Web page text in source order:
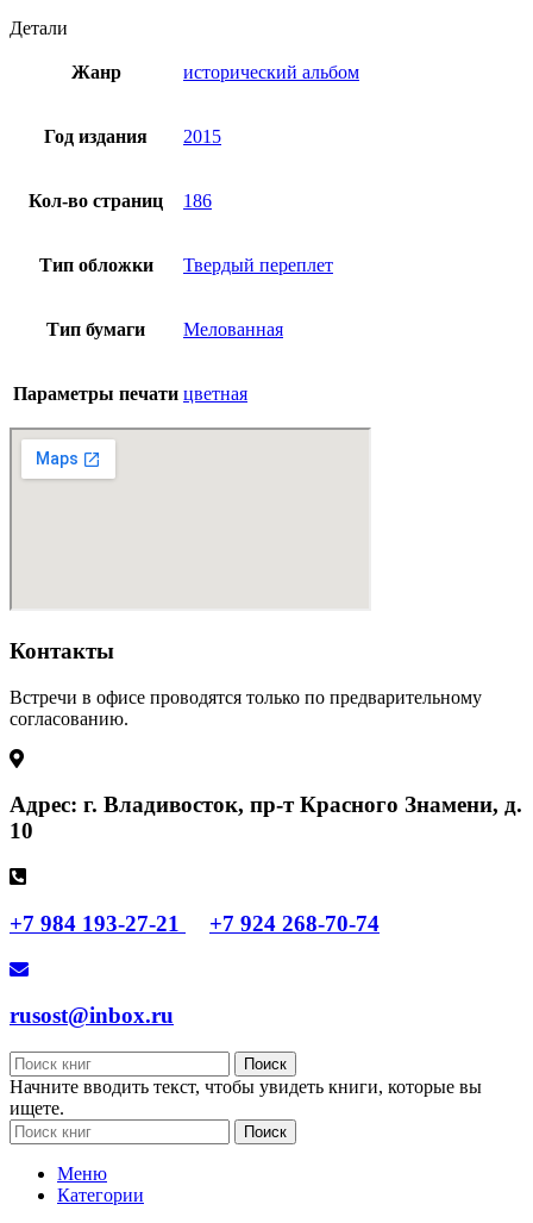
Детали
Жанр исторический альбом
Год издания 2015
Кол-во страниц 186
Тип обложки Твердый переплет
Тип бумаги Мелованная
Параметры печати цветная
Контакты
Встречи в офисе проводятся только по предварительному
согласованию.
Адрес: г. Владивосток, пр-т Красного Знамени, д.
10
+7 984 193-27-21 +7 924 268-70-74
rusost@inbox.ru
Поиск
Начните вводить текст, чтобы увидеть книги, которые вы
ищете.
Поиск
Меню
Категории